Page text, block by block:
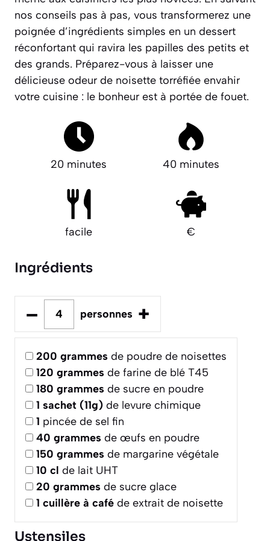
nos conseils pas à pas, vous transformerez une
poignée d’ingrédients simples en un dessert
réconfortant qui ravira les papilles des petits et
des grands. Préparez-vous à laisser une
délicieuse odeur de noisette torréfiée envahir
votre cuisine : le bonheur est à portée de fouet.
20 minutes 40 minutes
facile €
Ingrédients
– personnes +
200 grammes de poudre de noisettes
120 grammes de farine de blé T45
180 grammes de sucre en poudre
1 sachet (11g) de levure chimique
1 pincée de sel fin
40 grammes de œufs en poudre
150 grammes de margarine végétale
10 cl de lait UHT
20 grammes de sucre glace
1 cuillère à café de extrait de noisette
Ustensiles